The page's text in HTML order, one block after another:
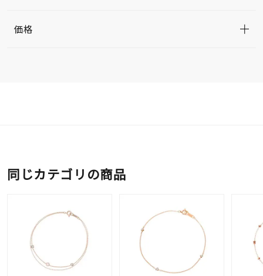
価格
同じカテゴリの商品